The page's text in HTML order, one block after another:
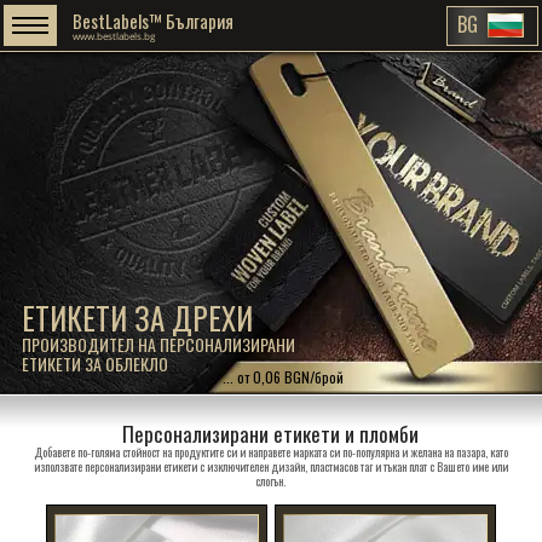
ЕТИКЕТИ ЗА ДРЕХИ
ПРОИЗВОДИТЕЛ НА ПЕРСОНАЛИЗИРАНИ
ЕТИКЕТИ ЗА ОБЛЕКЛО
BestLabels™ България
www.bestlabels.bg BG
... от 0,06 BGN/брой
Персонализирани етикети и пломби
Добавете по-голяма стойност на продуктите си и направете марката си по-популярна и желана на пазара, като
използвате персонализирани етикети с изключителен дизайн, пластмасов таг и тъкан плат с Вашето име или
слогън.